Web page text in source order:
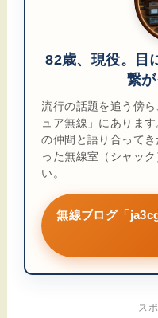
82歳、現役。目
繋
流行の話題を追う傍
ュア無線」にありま
の仲間と語り合って
った無線室（シャッ
い。
無線ブログ「
ス